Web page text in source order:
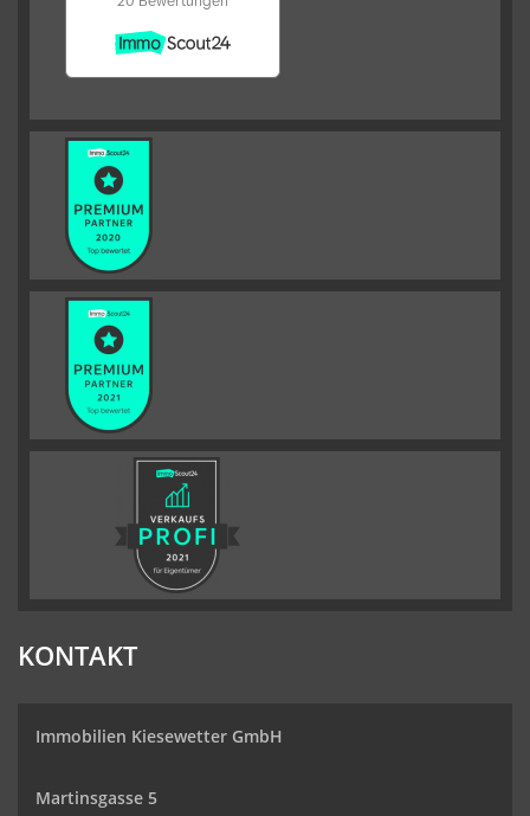
KONTAKT
Immobilien Kiesewetter GmbH
Martinsgasse 5